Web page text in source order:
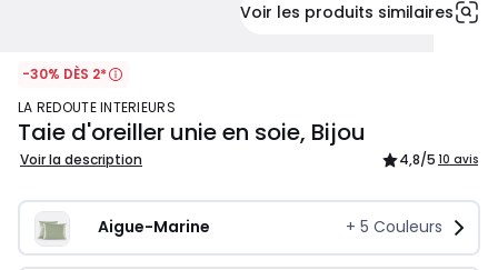
Voir les produits similaires
-30% DÈS 2*
LA REDOUTE INTERIEURS
Taie d'oreiller unie en soie, Bijou
Voir la description 4,8/5 10 avis
Aigue-Marine + 5 Couleurs